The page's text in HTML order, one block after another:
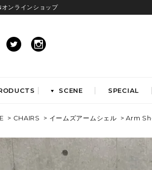
ンラインショップ
SCENE SPECIAL
イームズアームシェル
イームズサイドシェル
イームズベース
ダ
> CHAIRS > イームズアームシェル > Arm